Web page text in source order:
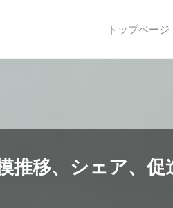
トップページ
推移、シェア、促